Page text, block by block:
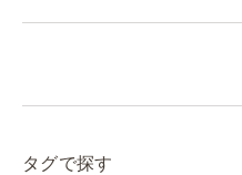
タグで探す